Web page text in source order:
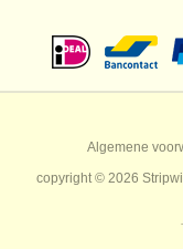
Algemene
copyright © 2026